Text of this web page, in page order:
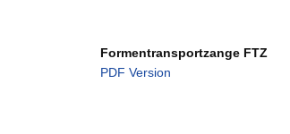
Formentransportzange FTZ
PDF Version